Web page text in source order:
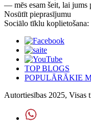
— mēs esam šeit, lai jums
Nosūtīt pieprasījumu
Sociālo tīklu koplietošana:
TOP BLOGS
POPULĀRĀKIE
Autortiesības 2025, Visas